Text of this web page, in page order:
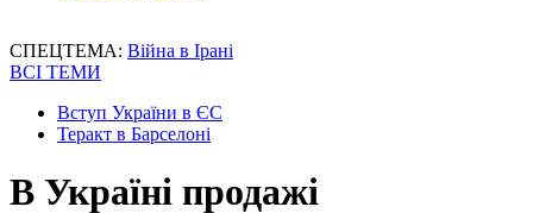
СПЕЦТЕМА: Війна в Ірані
ВСІ ТЕМИ
Вступ України в ЄС
Теракт в Барселоні
В Україні продажі